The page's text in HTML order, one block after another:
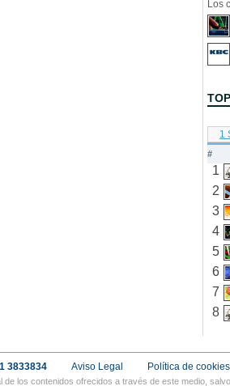
1
#
1
2
3
4
5
6
7
8
3833834 Aviso Legal Política de cookies
de los contenidos ofrecidos a través de este medio,